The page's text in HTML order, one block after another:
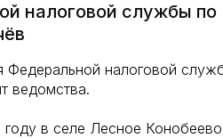
налоговой службы по
Федеральной налоговой
ведомства.
в cеле Лесное